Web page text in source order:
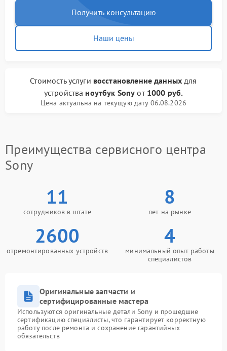
Получить консультацию
Наши цены
Стоимость услуги восстановление данных для
устройства ноутбук Sony от 1000 руб.
Цена актуальна на текущую дату 06.08.2026
Преимущества сервисного центра
Sony
11
сотрудников в штате
8
лет на рынке
2600
отремонтированных устройств
4
минимальный опыт работы
специалистов
Оригинальные запчасти и
сертифицированные мастера
Используются оригинальные детали Sony и прошедшие
сертификацию специалисты, что гарантирует корректную
работу после ремонта и сохранение гарантийных
обязательств